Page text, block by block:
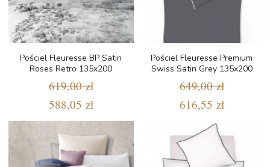
Pościel Fleuresse BP Satin
Roses Retro 135x200
619,00 zł
588,05 zł
Pościel Fleuresse Premium
Swiss Satin Grey 135x200
649,00 zł
616,55 zł